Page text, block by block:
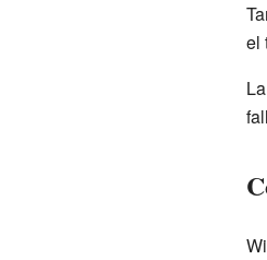
el